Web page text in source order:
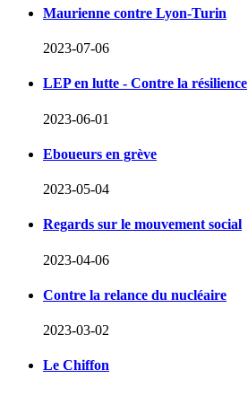
Maurienne contre Lyon-Turin
2023-07-06
LEP en lutte - Contre la résilience
2023-06-01
Eboueurs en grève
2023-05-04
Regards sur le mouvement social
2023-04-06
Contre la relance du nucléaire
2023-03-02
Le Chiffon